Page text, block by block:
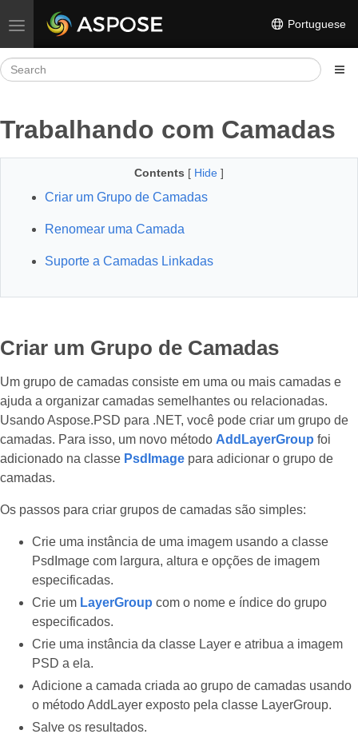
Toggle navigation Portuguese
Trabalhando com Camadas
Contents [ Hide ]
Criar um Grupo de Camadas
Renomear uma Camada
Suporte a Camadas Linkadas
Criar um Grupo de Camadas
Um grupo de camadas consiste em uma ou mais camadas e
ajuda a organizar camadas semelhantes ou relacionadas.
Usando Aspose.PSD para .NET, você pode criar um grupo de
camadas. Para isso, um novo método AddLayerGroup foi
adicionado na classe PsdImage para adicionar o grupo de
camadas.
Os passos para criar grupos de camadas são simples:
Crie uma instância de uma imagem usando a classe
PsdImage com largura, altura e opções de imagem
especificadas.
Crie um LayerGroup com o nome e índice do grupo
especificados.
Crie uma instância da classe Layer e atribua a imagem
PSD a ela.
Adicione a camada criada ao grupo de camadas usando
o método AddLayer exposto pela classe LayerGroup.
Salve os resultados.